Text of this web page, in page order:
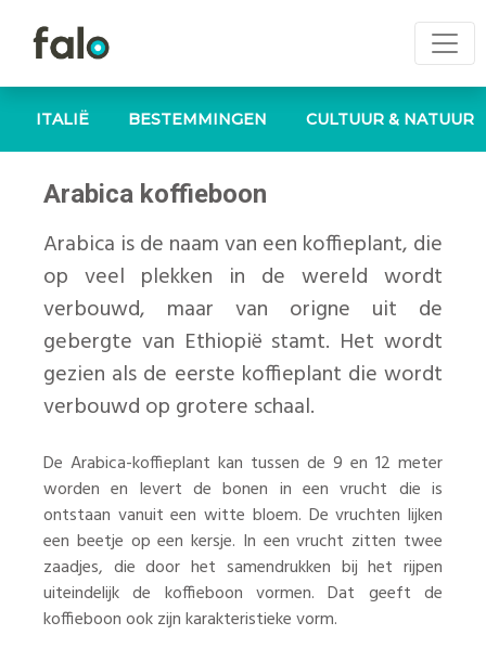
ITALIË BESTEMMINGEN CULTUUR & NATUUR
Arabica koffieboon
Arabica is de naam van een koffieplant, die
op veel plekken in de wereld wordt
verbouwd, maar van origne uit de
gebergte van Ethiopië stamt. Het wordt
gezien als de eerste koffieplant die wordt
verbouwd op grotere schaal.
De Arabica-koffieplant kan tussen de 9 en 12 meter
worden en levert de bonen in een vrucht die is
ontstaan vanuit een witte bloem. De vruchten lijken
een beetje op een kersje. In een vrucht zitten twee
zaadjes, die door het samendrukken bij het rijpen
uiteindelijk de koffieboon vormen. Dat geeft de
koffieboon ook zijn karakteristieke vorm.